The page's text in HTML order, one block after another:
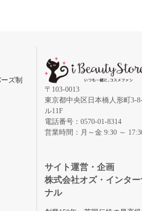
ズ制
〒103-0013
東京都中央区日本橋人形町3-
ル11F
電話番号：0570-01-8314
営業時間：月～金 9:30 ～
サイト運営・企画
株式会社オズ・インター
ナル